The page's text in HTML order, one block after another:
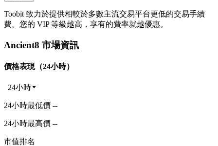
Toobit 致力於提供相較於多數主流交易平台更低的交易手續
費。您的 VIP 等級越高，享有的費率就越優惠。
Ancient8 市場資訊
價格表現（24小時）
24小時
24小時最低價 --
24小時最高價 --
市值排名